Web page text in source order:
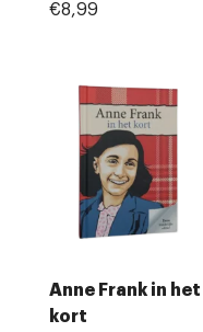
€8,99
Anne Frank in het
kort